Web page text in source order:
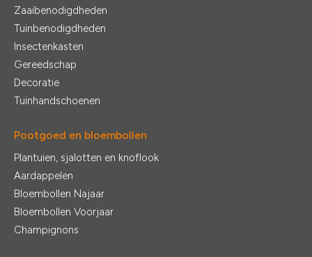
Zaaibenodigdheden
Tuinbenodigdheden
Insectenkasten
Gereedschap
Decoratie
Tuinhandschoenen
Pootgoed en bloembollen
Plantuien, sjalotten en knoflook
Aardappelen
Bloembollen Najaar
Bloembollen Voorjaar
Champignons